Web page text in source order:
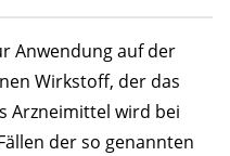
Anwendung auf der
Wirkstoff, der das
Arzneimittel wird bei
der so genannten